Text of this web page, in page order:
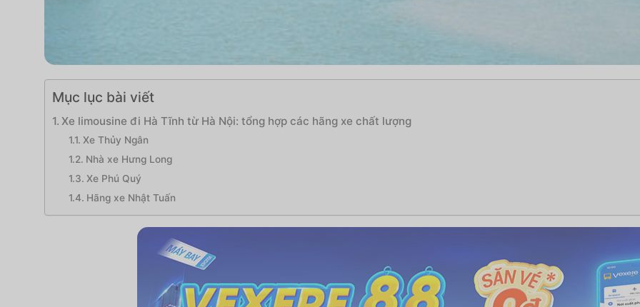
Mục lục bài viết
Xe limousine đi Hà Tĩnh từ Hà Nội: tổng hợp các hãng xe chất lượng
Xe Thủy Ngân
Nhà xe Hưng Long
Xe Phú Quý
Hãng xe Nhật Tuấn